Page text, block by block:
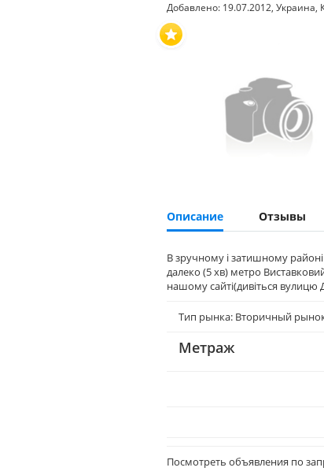
Добавлено: 19.07.2012, Украина,
Описание Отзывы
В зручному і затишному районі
далеко (5 хв) метро
нашому сайті(дивіться
Тип рынка: Вторичный
Метраж
Посмотреть объявления по